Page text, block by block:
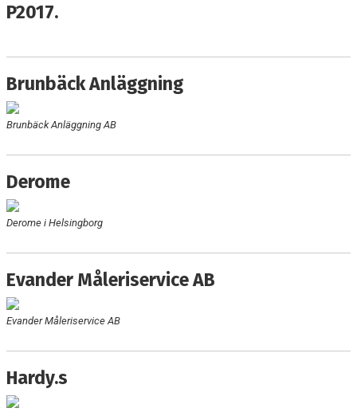
BILDGALLERI
KONTAKT
VÅRA SPONSORER
P2017.
Brunbäck Anläggning
Brunbäck Anläggning AB
Derome
Derome i Helsingborg
Evander Måleriservice AB
Evander Måleriservice AB
Hardy.s